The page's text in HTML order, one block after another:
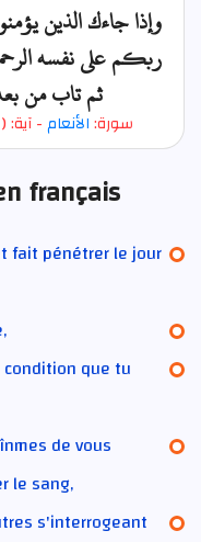
وإذا جاءك الذين
ربكم على نفسه
ثم تاب من
سورة:الأنعام- آية: (
français
fait pénétrer le jour
que tu
de vous
le sang,
s'interrogeant